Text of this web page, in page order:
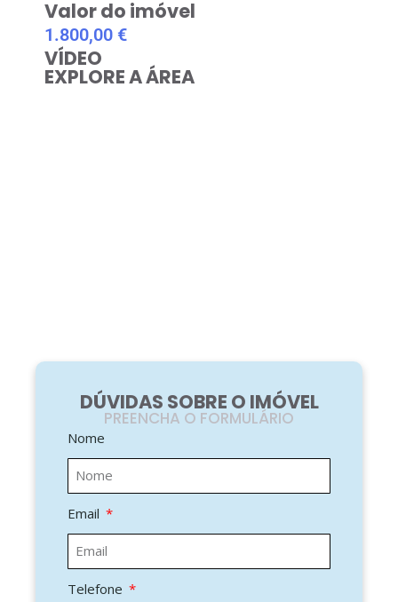
Valor do imóvel
1.800,00 €
VÍDEO
EXPLORE A ÁREA
DÚVIDAS SOBRE O IMÓVEL
PREENCHA O FORMULÁRIO
Nome
Email
Telefone